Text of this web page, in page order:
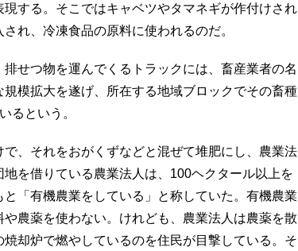
する。そこではキャベツやタマネギが作付けされ
れ、冷凍食品の原料に使われるのだ。
せつ物を運んでくるトラックには、畜産業者の名
模拡大を遂げ、所在する地域ブロックでその畜種
るという。
、それをおがくずなどと混ぜて堆肥にし、農業法
を借りている農業法人は、100ヘクタール以上を
「有機農業をしている」と称していた。有機農業
農薬を使わない。けれども、農業法人は農薬を散
却炉で燃やしているのを住民が目撃している。そ